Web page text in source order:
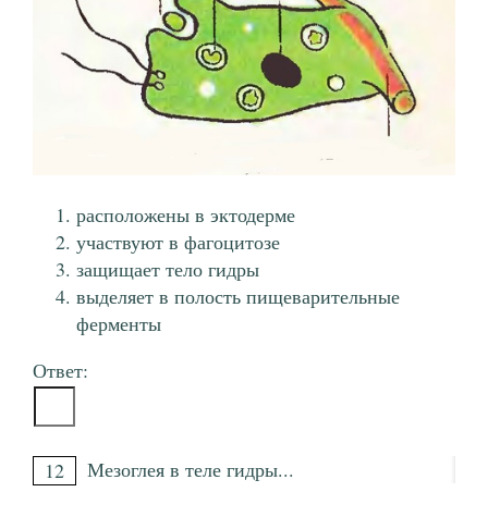
расположены в эктодерме
участвуют в фагоцитозе
защищает тело гидры
выделяет в полость пищеварительные
ферменты
Ответ:
12 Мезоглея в теле гидры...